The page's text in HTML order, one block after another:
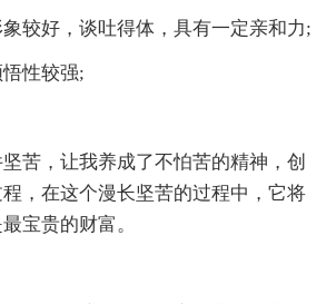
较好，谈吐得体，具有一定亲和力;
性较强;
苦，让我养成了不怕苦的精神，创
，在这个漫长坚苦的过程中，它将
宝贵的财富。